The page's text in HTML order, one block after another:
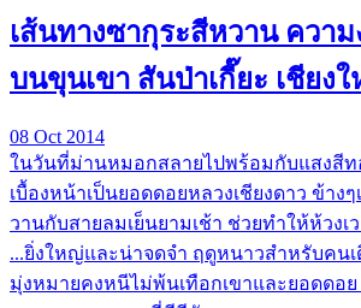
เส้นทางซากุระสีหวาน ควา
บนขุนเขา สันป่าเกี๊ยะ เชียงใ
08 Oct 2014
ในวันที่ม่านหมอกสลายไปพร้อมกับแสงสีท
เบื้องหน้าเป็นยอดดอยหลวงเชียงดาว ข้าง
วานกับสายลมเย็นยามเช้า ช่วยทำให้ห้วงเ
...ยิ่งใหญ่และน่าจดจำ ฤดูหนาวสำหรับคน
มุ่งหมายคงหนีไม่พ้นเทือกเขาและยอดดอ